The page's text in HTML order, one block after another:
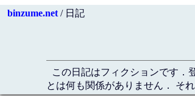
binzume.net/ 日記
この日記はフィクションです．
とは何も関係がありません． そ